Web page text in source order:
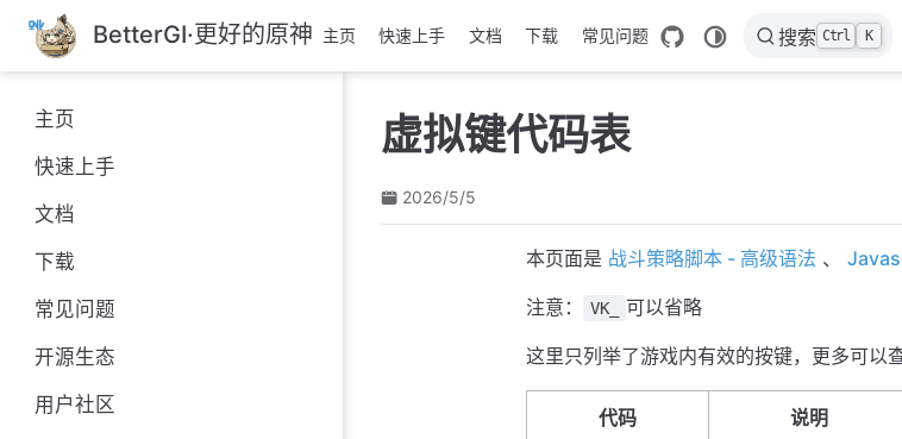
跳
至
主
要
內
容
BetterGI·更好的原神 主页 快速上手 文档 下载 常见问题 搜索 Ctrl K
主页
快速上手
文档
下载
常见问题
开源生态
用户社区
虚拟键代码表
2026/5/5
本页面是 战斗策略脚本 - 高级语法 、
注意： VK_ 可以省略
这里只列举了游戏内有效的按键，更多可以
代码 说明